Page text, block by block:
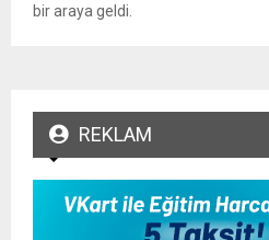
bir araya geldi.
REKLAM